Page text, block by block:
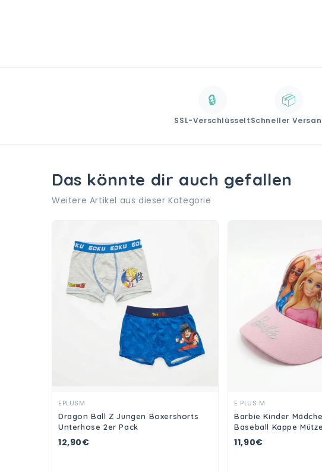
🔒
SSL-Verschlüsselt
📦
Schneller
Das könnte dir auch gefallen
Weitere Artikel aus dieser Kategorie
EPLUSM
Dragon Ball Z Jungen Boxershorts
Unterhose 2er Pack
12,90€
E PLUS M
Barbie Kinder
Baseball Kappe
11,90€